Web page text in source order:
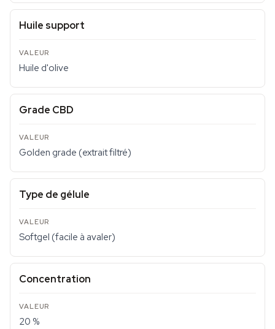
Huile support
Huile d'olive
Grade CBD
Golden grade (extrait filtré)
Type de gélule
Softgel (facile à avaler)
Concentration
20 %